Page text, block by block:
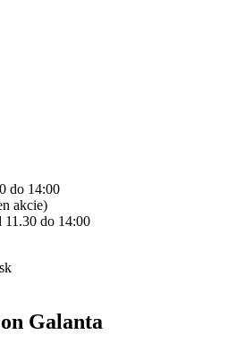
do 14:00
akcie)
do 14:00
Galanta